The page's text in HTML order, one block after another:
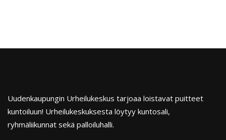
Uudenkaupungin Urheilukeskus tarjoaa loistavat puitteet
kuntoiluun! Urheilukeskuksesta löytyy kuntosali,
ryhmäliikunnat sekä palloiluhalli.